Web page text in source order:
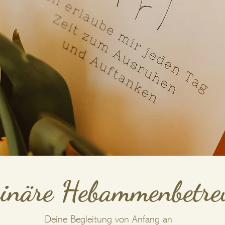
Deine Begleitung von Anfang an